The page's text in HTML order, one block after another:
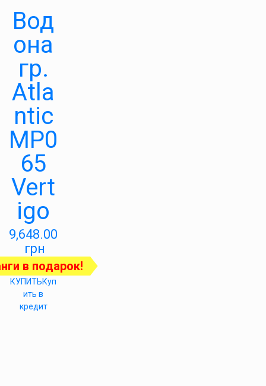
Вод
она
гр.
Atla
ntic
MP0
65
Vert
igo
9,648.00
грн
в подарок!
КУПИТЬКуп
ить в
кредит